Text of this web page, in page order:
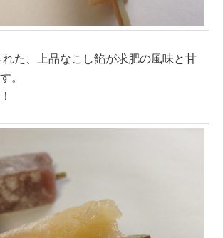
た、上品なこし餡が求肥の風味と甘
。